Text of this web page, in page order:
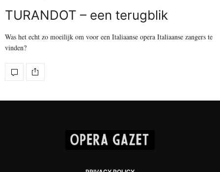
TURANDOT – een terugblik
Was het echt zo moeilijk om voor een Italiaanse opera Italiaanse zangers te
vinden?